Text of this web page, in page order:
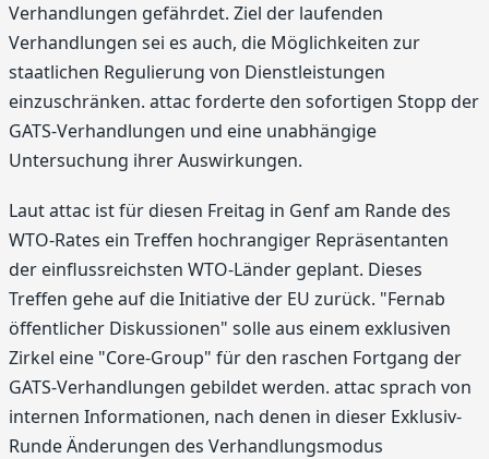
Verhandlungen gefährdet. Ziel der laufenden
Verhandlungen sei es auch, die Möglichkeiten zur
staatlichen Regulierung von Dienstleistungen
einzuschränken. attac forderte den sofortigen Stopp der
GATS-Verhandlungen und eine unabhängige
Untersuchung ihrer Auswirkungen.
Laut attac ist für diesen Freitag in Genf am Rande des
WTO-Rates ein Treffen hochrangiger Repräsentanten
der einflussreichsten WTO-Länder geplant. Dieses
Treffen gehe auf die Initiative der EU zurück. "Fernab
öffentlicher Diskussionen" solle aus einem exklusiven
Zirkel eine "Core-Group" für den raschen Fortgang der
GATS-Verhandlungen gebildet werden. attac sprach von
internen Informationen, nach denen in dieser Exklusiv-
Runde Änderungen des Verhandlungsmodus